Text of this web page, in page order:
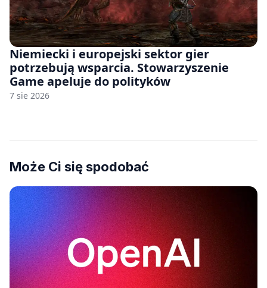
Niemiecki i europejski sektor gier
potrzebują wsparcia. Stowarzyszenie
Game apeluje do polityków
7 sie 2026
Może Ci się spodobać